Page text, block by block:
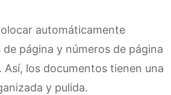
automáticamente
página y números de página
los documentos tienen una
y pulida.